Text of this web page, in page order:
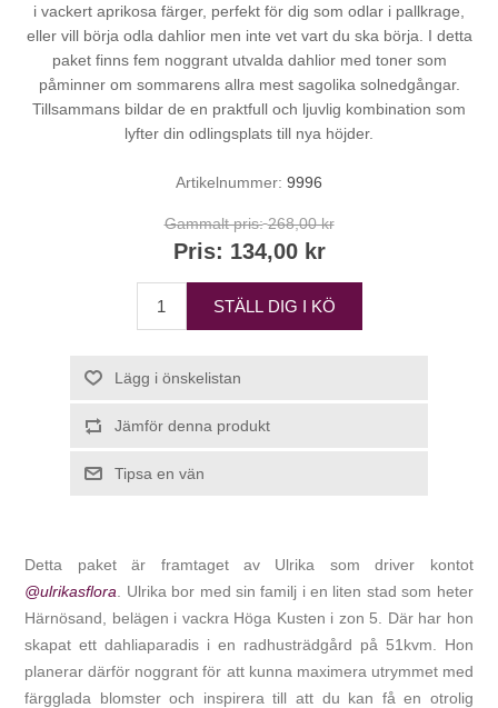
i vackert aprikosa färger, perfekt för dig som odlar i pallkrage,
eller vill börja odla dahlior men inte vet vart du ska börja. I detta
paket finns fem noggrant utvalda dahlior med toner som
påminner om sommarens allra mest sagolika solnedgångar.
Tillsammans bildar de en praktfull och ljuvlig kombination som
lyfter din odlingsplats till nya höjder.
Artikelnummer: 9996
Gammalt pris: 268,00 kr
Pris: 134,00 kr
STÄLL DIG I KÖ
Lägg i önskelistan
Jämför denna produkt
Tipsa en vän
Detta paket är framtaget av Ulrika som driver kontot
@ulrikasflora
Ulrika bor med sin familj i en liten stad som heter
Härnösand, belägen i vackra Höga Kusten i zon 5. Där har hon
skapat ett dahliaparadis i en radhusträdgård på 51kvm. Hon
planerar därför noggrant för att kunna maximera utrymmet med
färgglada blomster och inspirera till att du kan få en otrolig